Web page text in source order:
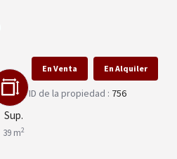
Sup.
39 m2
En Venta En Alquiler
ID de la propiedad : 756